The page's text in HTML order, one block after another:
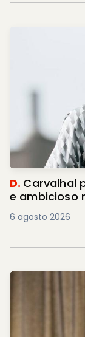
D. Carvalhal
e ambicioso
6 agosto 2026